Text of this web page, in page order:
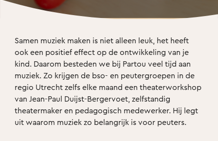
Samen muziek maken is niet alleen leuk, het heeft
ook een positief effect op de ontwikkeling van je
kind. Daarom besteden we bij Partou veel tijd aan
muziek. Zo krijgen de bso- en peutergroepen in de
regio Utrecht zelfs elke maand een theaterworkshop
van Jean-Paul Duijst-Bergervoet, zelfstandig
theatermaker en pedagogisch medewerker. Hij legt
uit waarom muziek zo belangrijk is voor peuters.